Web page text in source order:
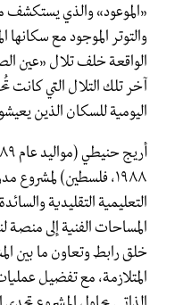
«الموعود» والذي يستكشف
والتوتر الموجود مع سكانها
الواقعة خلف تلال «عين
آخر تلك التلال التي كانت
اليومية للسكان الذين
١٩٨٨، فلسطين)
التعليمية التقليدية
المساحات الفنية إلى منصة
خلق رابط وتعاون ما بين
المتلازمة، مع تفضيل